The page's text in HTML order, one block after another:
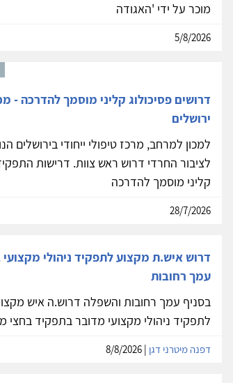
מוכר על ידי 'האגודה
5/8/2026
דרושים פסיכולוג קליני מוסמך להדרכה -
ירושלים
למכון למרחב, מרכז טיפולי ייחודי בירושלים
לציבור החרדי דרוש ראש צוות. דרישות
קליני מוסמך להדרכה
28/7/2026
דרוש איש.ת מקצוע לתפקיד ניהולי
עמך רחובות
בסניף עמך רחובות והשפלה דרוש.ה איש
לתפקיד ניהולי מקצועי מדובר בתפקיד בחצי
דפנה מיטרני דגן